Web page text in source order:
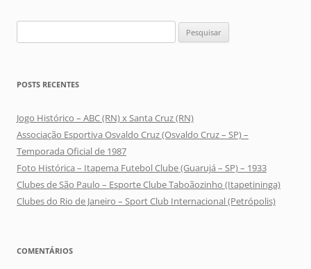
por:
POSTS RECENTES
Jogo Histórico – ABC (RN) x Santa Cruz (RN)
Associação Esportiva Osvaldo Cruz (Osvaldo Cruz – SP) –
Temporada Oficial de 1987
Foto Histórica – Itapema Futebol Clube (Guarujá – SP) – 1933
Clubes de São Paulo – Esporte Clube Taboãozinho (Itapetininga)
Clubes do Rio de Janeiro – Sport Club Internacional (Petrópolis)
COMENTÁRIOS